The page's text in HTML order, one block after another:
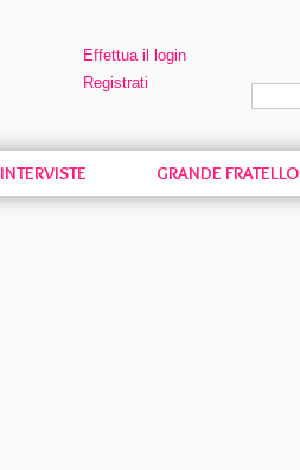
Effettua il login
Registrati
INTERVISTE GRANDE FRATELLO